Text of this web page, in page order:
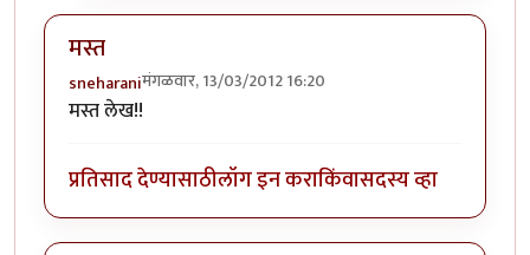
मस्त
sneharaniमंगळवार, 13/03/2012 16:20
मस्त लेख!!
प्रतिसाद देण्यासाठीलॉग इन कराकिंवासदस्य व्हा